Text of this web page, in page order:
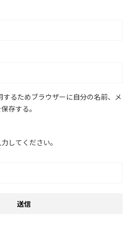
るためブラウザーに自分の名前、メ
存する。
してください。